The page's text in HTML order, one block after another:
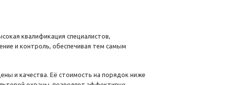
квалификация специалистов,
и контроль, обеспечивая тем самым
и качества. Её стоимость на порядок ниже